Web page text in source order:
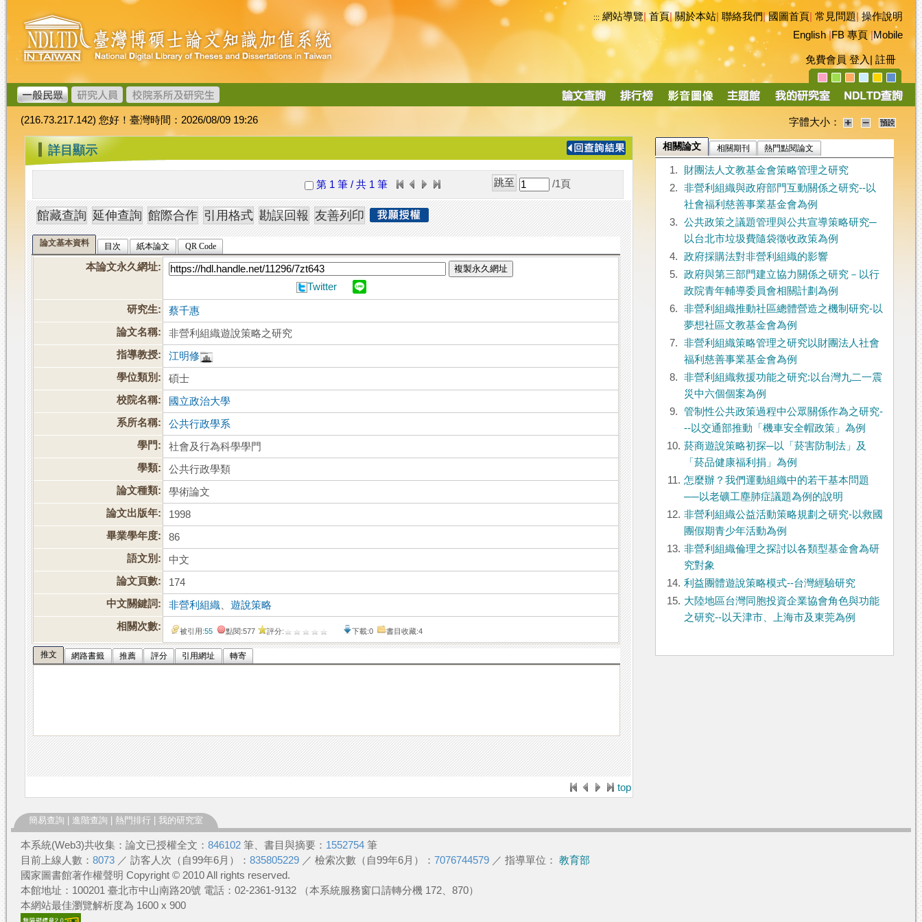
跳
到
主
要
內
容
臺
灣
博
碩
士
論
文
加
值
系
統
::: 網站導覽|首頁|關於本站 聯絡我們|國圖首頁 常見問題|操作說明
English|FB 專頁|Mobile
免費會員 登入 註冊
導
(216.73.217.142) 您好！臺灣時間：2026/08/09 19:26 字體大小：
::: 詳目顯示
第 1 筆 / 共 1 筆 /1 頁
論文基本資料 目次 紙本論文 QR Code
本論文永久網址: 複製永久網址
Twitter
研究生:
蔡千惠
論文名稱:
非營利組織遊說策略之研究
指導教授:
江明修
學位類別:
碩士
校院名稱:
國立政治大學
系所名稱:
公共行政學系
學門:
社會及行為科學學門
學類:
公共行政學類
論文種類:
學術論文
論文出版年:
1998
畢業學年度:
86
語文別:
中文
論文頁數:
174
中文關鍵詞:
非營利組織 、遊說策略
相關次數:
被引用:55 點閱:577 評分: 下載:0 書目收藏:4
推文 網路書籤 推薦 評分 引用網址 轉寄
top
相關論文 相關期刊 熱門點閱論文
1.
財團法人文教基金會策略管理之研究
2.
非營利組織與政府部門互動關係之研究--以
社會福利慈善事業基金會為例
3.
公共政策之議題管理與公共宣導策略研究─
以台北市垃圾費隨袋徵收政策為例
4.
政府採購法對非營利組織的影響
5.
政府與第三部門建立協力關係之研究－以行
政院青年輔導委員會相關計劃為例
6.
非營利組織推動社區總體營造之機制研究-以
夢想社區文教基金會為例
7.
非營利組織策略管理之研究以財團法人社會
福利慈善事業基金會為例
8.
非營利組織救援功能之研究:以台灣九二一震
災中六個個案為例
9.
管制性公共政策過程中公眾關係作為之研究-
--以交通部推動「機車安全帽政策」為例
10. 菸商遊說策略初探─以「菸害防制法」及
「菸品健康福利捐」為例
11. 怎麼辦？我們運動組織中的若干基本問題
──以老礦工塵肺症議題為例的說明
12. 非營利組織公益活動策略規劃之研究-以救國
團假期青少年活動為例
13. 非營利組織倫理之探討以各類型基金會為研
究對象
14. 利益團體遊說策略模式--台灣經驗研究
15. 大陸地區台灣同胞投資企業協會角色與功能
之研究--以天津市、上海市及東莞為例
簡易查詢 進階查詢 熱門排行 我的研究室
本系統(Web3)共收集：論文已授權全文： 846102 筆、書目與摘要： 1552754 筆
目前上線人數： 8073 ／ 訪客人次（自99年6月）： 835805229 ／ 檢索次數（自99年6月）： 7076744579 ／ 指導單位： 教育部
國家圖書館著作權聲明 Copyright © 2010 All rights reserved.
本館地址：100201 臺北市中山南路20號 電話：02-2361-9132 （本系統服務窗口請轉分機 172、870）
本網站最佳瀏覽解析度為 1600 x 900